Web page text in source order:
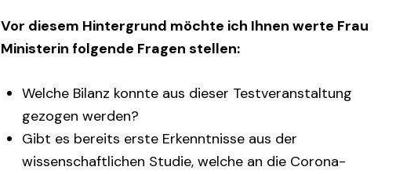
Vor diesem Hintergrund möchte ich Ihnen werte Frau
Ministerin folgende Fragen stellen:
Welche Bilanz konnte aus dieser Testveranstaltung
gezogen werden?
Gibt es bereits erste Erkenntnisse aus der
wissenschaftlichen Studie, welche an die Corona-